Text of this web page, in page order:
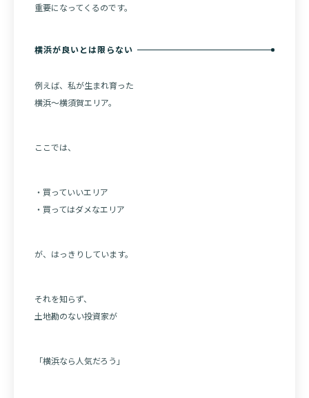
重要になってくるのです。
横浜が良いとは限らない
例えば、私が生まれ育った
横浜〜横須賀エリア。
ここでは、
・買っていいエリア
・買ってはダメなエリア
が、はっきりしています。
それを知らず、
土地勘のない投資家が
「横浜なら人気だろう」